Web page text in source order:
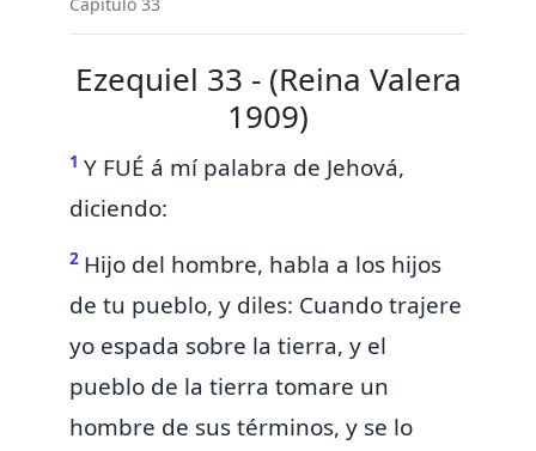
Ezequiel 33 - (Reina Valera
1909)
1 Y FUÉ á mí palabra de Jehová,
diciendo:
2 Hijo del hombre, habla a los hijos
de tu pueblo, y diles: Cuando trajere
yo espada sobre la tierra, y el
pueblo de la tierra tomare un
hombre de sus términos, y se lo